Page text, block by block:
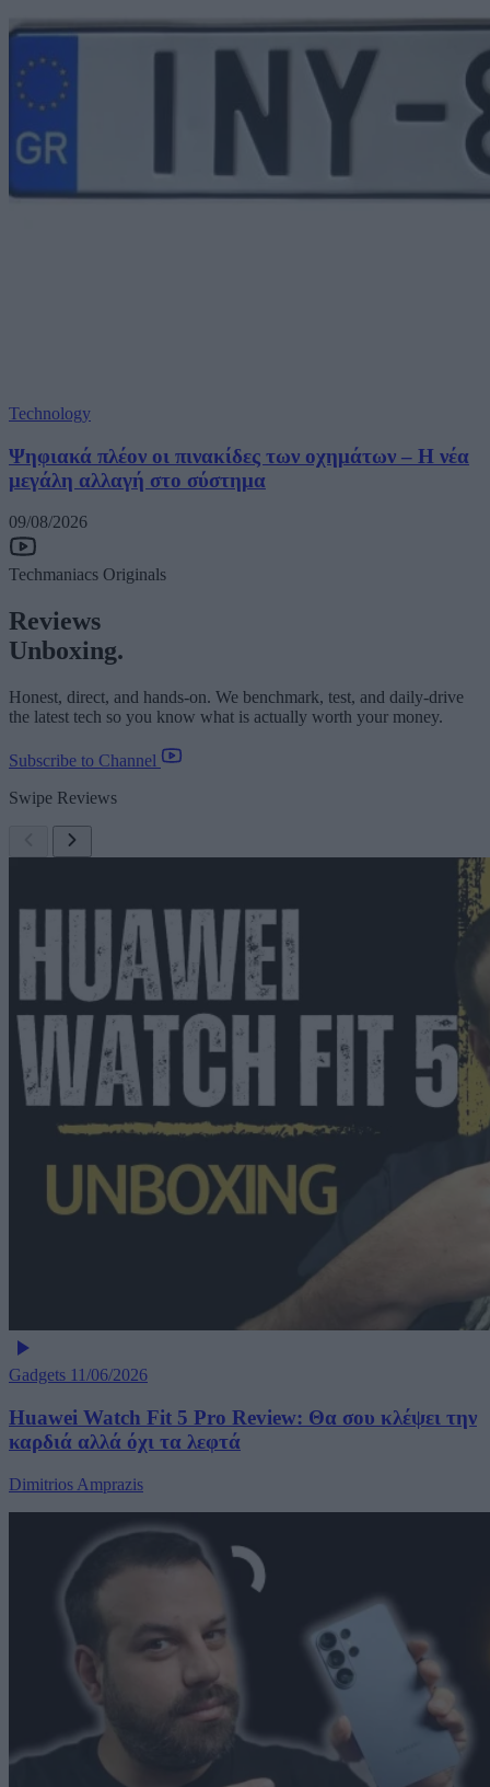
Technology
Ψηφιακά πλέον οι πινακίδες των οχημάτων – Η νέα
μεγάλη αλλαγή στο σύστημα
09/08/2026
Techmaniacs Originals
Reviews
Unboxing.
Honest, direct, and hands-on. We benchmark, test, and daily-drive
the latest tech so you know what is actually worth your money.
Subscribe to Channel
Swipe Reviews
Gadgets 11/06/2026
Huawei Watch Fit 5 Pro Review: Θα σου κλέψει την
καρδιά αλλά όχι τα λεφτά
Dimitrios Amprazis